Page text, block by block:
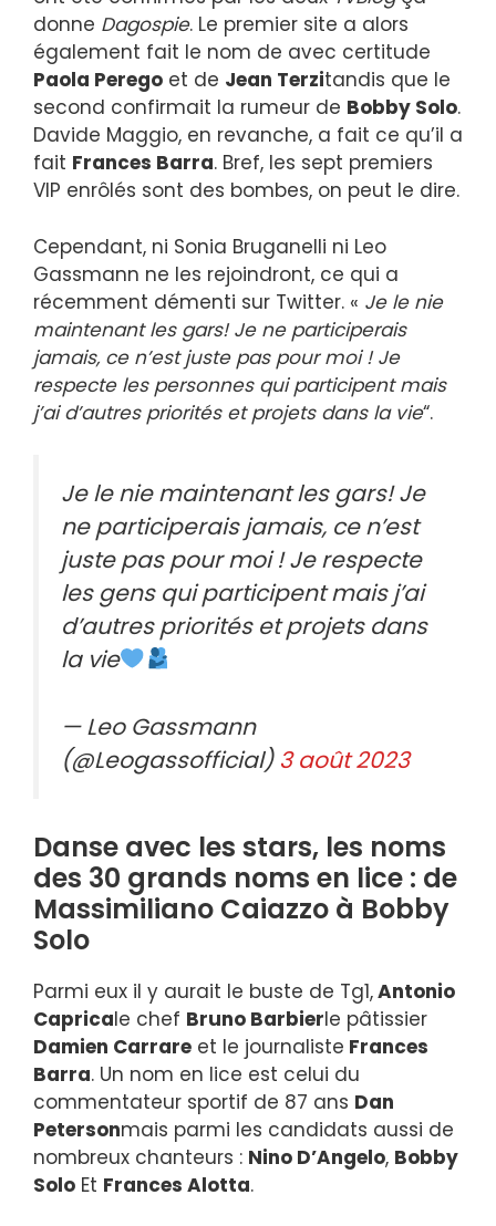
donne Dagospie. Le premier site a alors
également fait le nom de avec certitude
Paola Perego et de Jean Terzitandis que le
second confirmait la rumeur de Bobby Solo.
Davide Maggio, en revanche, a fait ce qu’il a
fait Frances Barra. Bref, les sept premiers
VIP enrôlés sont des bombes, on peut le dire.
Cependant, ni Sonia Bruganelli ni Leo
Gassmann ne les rejoindront, ce qui a
récemment démenti sur Twitter. « Je le nie
maintenant les gars! Je ne participerais
jamais, ce n’est juste pas pour moi ! Je
respecte les personnes qui participent mais
j’ai d’autres priorités et projets dans la vie“.
Je le nie maintenant les gars! Je
ne participerais jamais, ce n’est
juste pas pour moi ! Je respecte
les gens qui participent mais j’ai
d’autres priorités et projets dans
la vie
— Leo Gassmann
(@Leogassofficial) 3 août 2023
Danse avec les stars, les noms
des 30 grands noms en lice : de
Massimiliano Caiazzo à Bobby
Solo
Parmi eux il y aurait le buste de Tg1,Antonio
Capricale chef Bruno Barbierle pâtissier
Damien Carrare et le journaliste Frances
Barra. Un nom en lice est celui du
commentateur sportif de 87 ans Dan
Petersonmais parmi les candidats aussi de
nombreux chanteurs : Nino D’Angelo, Bobby
Solo Et Frances Alotta.